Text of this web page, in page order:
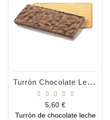
c...
Turrón Chocolate Leche Bio Nutxes
Precio
5,60 €
Turrón de chocolate leche